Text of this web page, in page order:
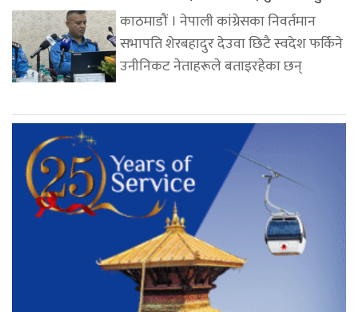
काठमाडौं । नेपाली कांग्रेसका निवर्तमान
सभापति शेरबहादुर देउवा छिटै स्वदेश फर्किने
उनीनिकट नेताहरूले बताइरहेका छन्